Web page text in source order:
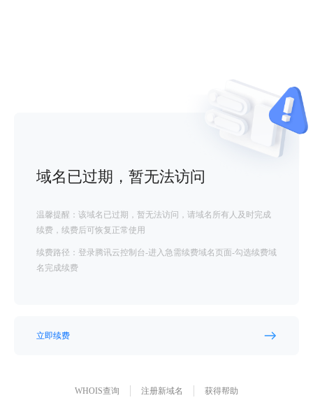
域名已过期，暂无法访问
温馨提醒：该域名已过期，暂无法访问，请域名所有人及时完成
续费，续费后可恢复正常使用
续费路径：登录腾讯云控制台-进入急需续费域名页面-勾选续费域
名完成续费
立即续费
WHOIS查询 注册新域名 获得帮助